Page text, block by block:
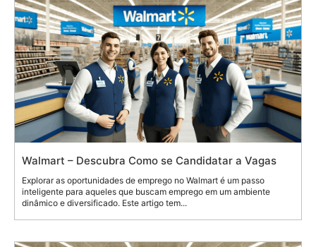
Walmart – Descubra Como se Candidatar a Vagas
Explorar as oportunidades de emprego no Walmart é um passo
inteligente para aqueles que buscam emprego em um ambiente
dinâmico e diversificado. Este artigo tem...